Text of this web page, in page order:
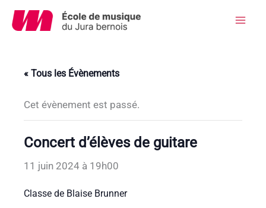
Aller
« Tous les Évènements
Cet évènement est passé.
Concert d’élèves de guitare
11 juin 2024 à 19h00
Classe de Blaise Brunner